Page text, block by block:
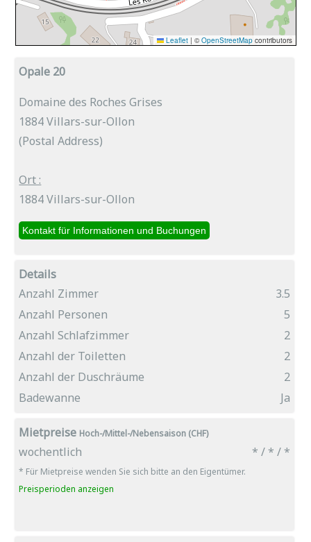
Opale 20
Domaine des Roches Grises
1884 Villars-sur-Ollon
(Postal Address)
Ort :
1884 Villars-sur-Ollon
Details
Anzahl Zimmer
3.5
Anzahl Personen
5
Anzahl Schlafzimmer
2
Anzahl der Toiletten
2
Anzahl der Duschräume
2
Badewanne
Ja
Mietpreise Hoch-/Mittel-/Nebensaison (CHF)
wochentlich * / * / *
* Für Mietpreise wenden Sie sich bitte an den Eigentümer.
Preisperioden anzeigen